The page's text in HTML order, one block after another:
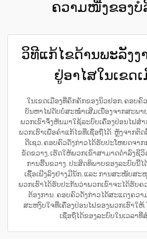
ຄວາມໜື່ງຂອງບໍ
ວິທີແກ້ໄຂດ້ານພະລັງງ
ຢູ່ອາໄສໃນເຂດເ
ໃນເຂດເມືອງທີ່ຄຶກຄັກຂອງນິວຢອກ, ຄອບຄົ
ບັນຫາໄຟດັບບໍ່ສະໝໍ່ຳເສີມເນື່ອງຈາກສະພາ
ພວກເຂົາຈຶ່ງຫັນມາໃຊ້ລະບົບເຄື່ອງປ່ອນໄຟສ
ພວກເຮົາເພື່ອຄຳແກ້ໄຂທີ່ເຊື່ອຖືໄດ້. ຫຼັງຈາກຕິດ
ດີເຊວ, ຄອບຄົວດັ່ງກ່າວໄດ້ຮັບປະໂຫຍດຈາ
ຂັດຂວາງ, ເຮັດໃຫ້ພວກເຂົາສາມາດດຳລົງຊີ
ການຮີ້ນຂວາງ. ປະສິດທິພາບຂອງລະບົບນີ້
ເຊື້ອເພີງລົງຢ່າງມີນັກ, ແລະ ການສະໜັບສະ
ພວກເຮົາໄດ້ຮັບປະກັນວ່າພວກເຂົາຈະໄດ້ຮັບຄ
ຕ້ອງການ. ຄອບຄົວດັ່ງກ່າວໄດ້ສະແດງຄວ
ສະຫງົບໃຈທີ່ເຄື່ອງປ່ອນໄຟຂອງພວກເຮົາໃຫ້,
ເຊື່ອຖືໄດ້ຂອງລະບົບໃນເວລາທີ່